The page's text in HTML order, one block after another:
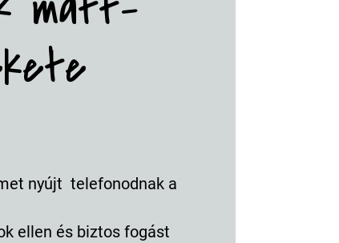
nyújt telefonodnak a
ellen és biztos fogást